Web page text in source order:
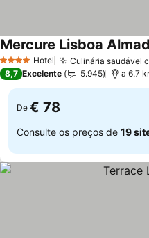
4 EstrelasHotel Culinária saudável
Mercure Lisboa
8,7 Excelente 5.945 a 6.7
De € 78
Consulte os preços de 19